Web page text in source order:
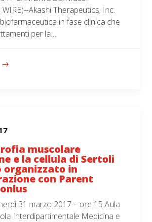
WIRE)--Akashi Therapeutics, Inc.
biofarmaceutica in fase clinica che
per la…
muscolare
e la cellula di Sertoli
organizzato in
con Parent
31 marzo 2017 – ore 15 Aula
Interdipartimentale Medicina e